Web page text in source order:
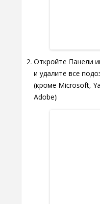
Откройте Панели
и удалите все
(кроме Microsoft,
Adobe)